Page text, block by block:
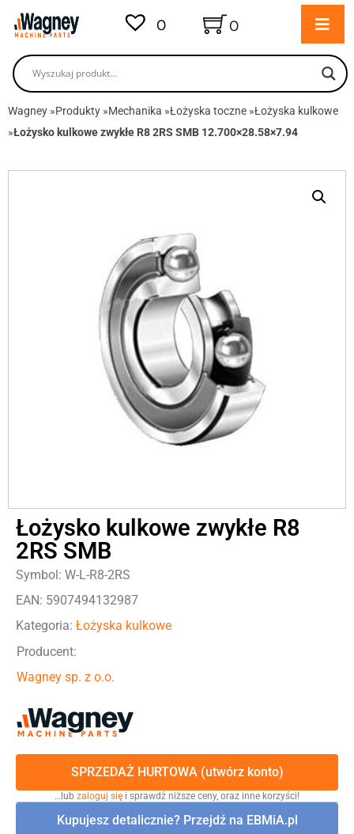
0 0
Wagney »Produkty »Mechanika »Łożyska toczne »Łożyska kulkowe
»Łożysko kulkowe zwykłe R8 2RS SMB 12.700×28.58×7.94
Łożysko kulkowe zwykłe R8
2RS SMB
Symbol: W-L-R8-2RS
EAN: 5907494132987
Kategoria: Łożyska kulkowe
Producent:
Wagney sp. z o.o.
SPRZEDAŻ HURTOWA (utwórz konto)
…lub zaloguj się i sprawdź niższe ceny, oraz inne korzyści!
Kupujesz detalicznie? Przejdź na EBMiA.pl